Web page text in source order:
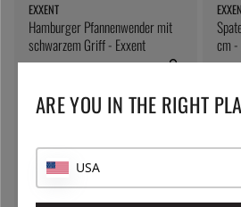
EXXENT
Hamburger Pfannenwender mit
schwarzem Griff - Exxent
16 €
cm -
17 €
ARE YOU IN THE RIGHT
USA